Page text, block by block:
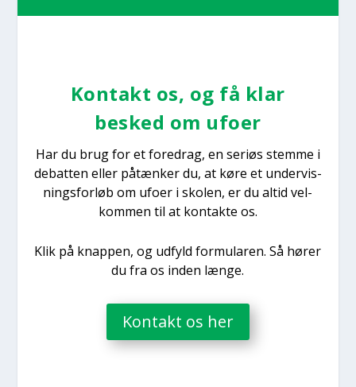
Kon­takt os, og få klar
besked om ufo­er
Har du brug for et fored­rag, en seri­øs stem­me i
debat­ten eller påtæn­ker du, at køre et under­vis­
nings­for­løb om ufo­er i sko­len, er du altid vel­
kom­men til at kon­tak­te os.
Klik på knap­pen, og udfyld for­mu­la­ren. Så hører
du fra os inden læn­ge.
Kon­takt os her